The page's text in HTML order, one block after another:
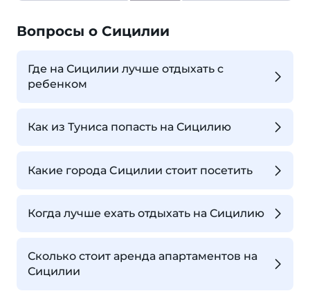
Вопросы о Сицилии
Где на Сицилии лучше отдыхать с
ребенком
Как из Туниса попасть на Сицилию
Какие города Cицилии стоит посетить
Когда лучше ехать отдыхать на Сицилию
Сколько стоит аренда апартаментов на
Сицилии